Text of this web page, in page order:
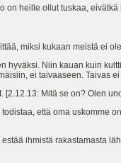
on heille ollut tuskaa,
miksi kukaan meistä ei
Niin kauan kuin
ei taivaaseen. Taivas ei
[2.12.13: Mitä se on? Olen
että oma uskomme
ihmistä rakastamasta